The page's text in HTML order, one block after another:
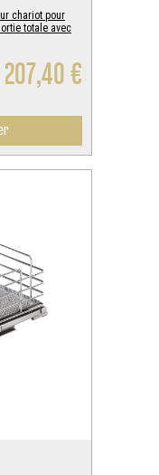
chariot pour
totale avec
207,40 €